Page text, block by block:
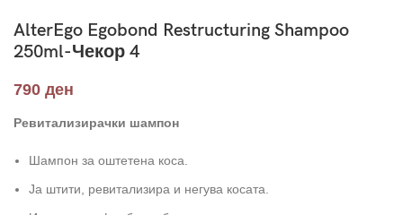
AlterEgo Egobond Restructuring Shampoo
250ml-Чекор 4
790 ден
Ревитализирачки шампон
Шампон за оштетена коса.
Ја штити, ревитализира и негува косата.